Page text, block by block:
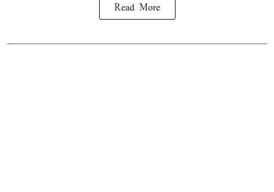
Read More